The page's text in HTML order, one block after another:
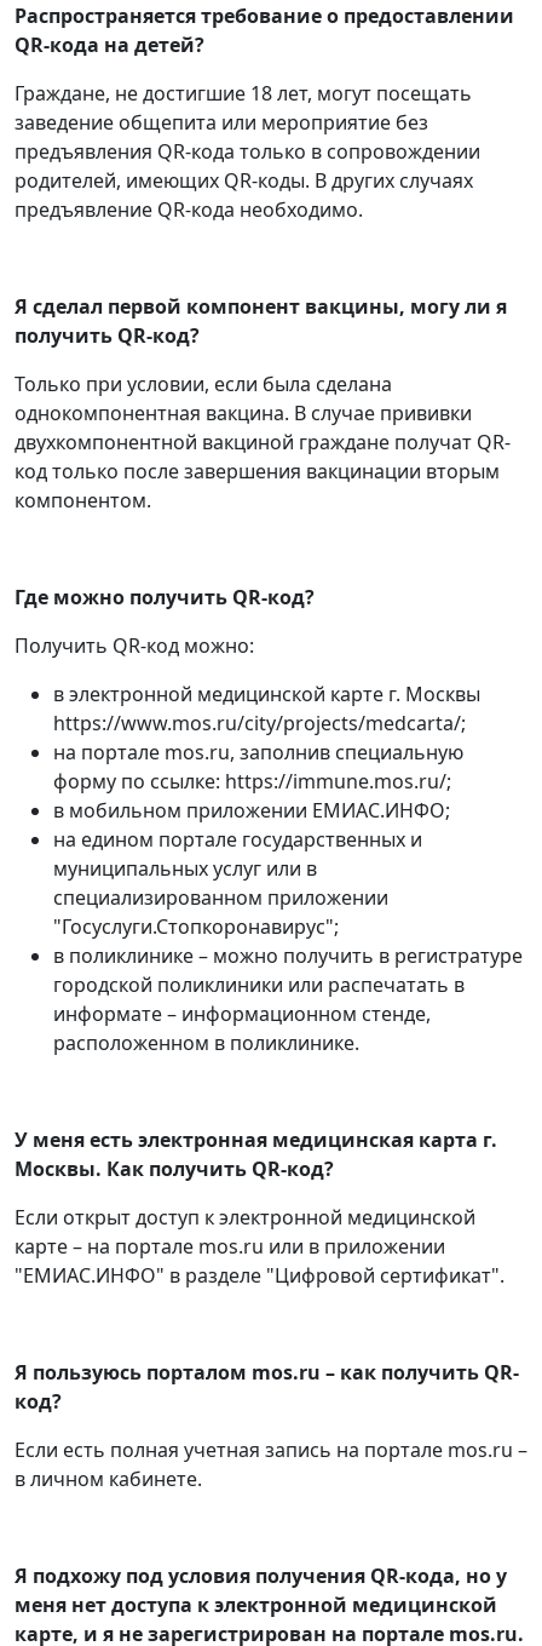
Распространяется требование о предоставлении
QR-кода на детей?
Граждане, не достигшие 18 лет, могут посещать
заведение общепита или мероприятие без
предъявления QR-кода только в сопровождении
родителей, имеющих QR-коды. В других случаях
предъявление QR-кода необходимо.
Я сделал первой компонент вакцины, могу ли я
получить QR-код?
Только при условии, если была сделана
однокомпонентная вакцина. В случае прививки
двухкомпонентной вакциной граждане получат QR-
код только после завершения вакцинации вторым
компонентом.
Где можно получить QR-код?
Получить QR-код можно:
в электронной медицинской карте г. Москвы
https://www.mos.ru/city/projects/medcarta/;
на портале mos.ru, заполнив специальную
форму по ссылке: https://immune.mos.ru/;
в мобильном приложении ЕМИАС.ИНФО;
на едином портале государственных и
муниципальных услуг или в
специализированном приложении
"Госуслуги.Стопкоронавирус";
в поликлинике – можно получить в регистратуре
городской поликлиники или распечатать в
информате – информационном стенде,
расположенном в поликлинике.
У меня есть электронная медицинская карта г.
Москвы. Как получить QR-код?
Если открыт доступ к электронной медицинской
карте – на портале mos.ru или в приложении
"ЕМИАС.ИНФО" в разделе "Цифровой сертификат".
Я пользуюсь порталом mos.ru – как получить QR-
код?
Если есть полная учетная запись на портале mos.ru –
в личном кабинете.
Я подхожу под условия получения QR-кода, но у
меня нет доступа к электронной медицинской
карте, и я не зарегистрирован на портале mos.ru.